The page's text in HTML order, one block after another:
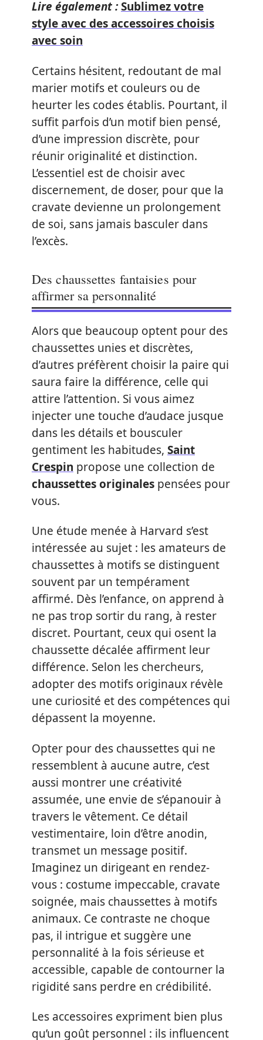
Lire également :Sublimez votre
style avec des accessoires choisis
avec soin
Certains hésitent, redoutant de mal
marier motifs et couleurs ou de
heurter les codes établis. Pourtant, il
suffit parfois d’un motif bien pensé,
d’une impression discrète, pour
réunir originalité et distinction.
L’essentiel est de choisir avec
discernement, de doser, pour que la
cravate devienne un prolongement
de soi, sans jamais basculer dans
l’excès.
Des chaussettes fantaisies pour
affirmer sa personnalité
Alors que beaucoup optent pour des
chaussettes unies et discrètes,
d’autres préfèrent choisir la paire qui
saura faire la différence, celle qui
attire l’attention. Si vous aimez
injecter une touche d’audace jusque
dans les détails et bousculer
gentiment les habitudes, Saint
Crespin propose une collection de
chaussettes originales pensées pour
vous.
Une étude menée à Harvard s’est
intéressée au sujet : les amateurs de
chaussettes à motifs se distinguent
souvent par un tempérament
affirmé. Dès l’enfance, on apprend à
ne pas trop sortir du rang, à rester
discret. Pourtant, ceux qui osent la
chaussette décalée affirment leur
différence. Selon les chercheurs,
adopter des motifs originaux révèle
une curiosité et des compétences qui
dépassent la moyenne.
Opter pour des chaussettes qui ne
ressemblent à aucune autre, c’est
aussi montrer une créativité
assumée, une envie de s’épanouir à
travers le vêtement. Ce détail
vestimentaire, loin d’être anodin,
transmet un message positif.
Imaginez un dirigeant en rendez-
vous : costume impeccable, cravate
soignée, mais chaussettes à motifs
animaux. Ce contraste ne choque
pas, il intrigue et suggère une
personnalité à la fois sérieuse et
accessible, capable de contourner la
rigidité sans perdre en crédibilité.
Les accessoires expriment bien plus
qu’un goût personnel : ils influencent